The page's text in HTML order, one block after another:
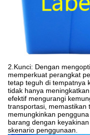
2.Kunci: Dengan
memperkuat perangkat
tetap teguh di tempatnya
tidak hanya
efektif mengurangi
transportasi, memastikan
memungkinkan
barang dengan
skenario penggunaan.